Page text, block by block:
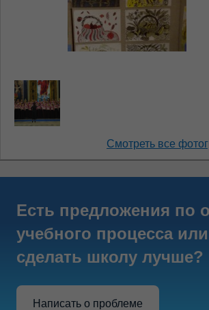
Смотреть все
Есть предложения по
учебного процесса или
сделать школу лучше?
Написать о проблеме